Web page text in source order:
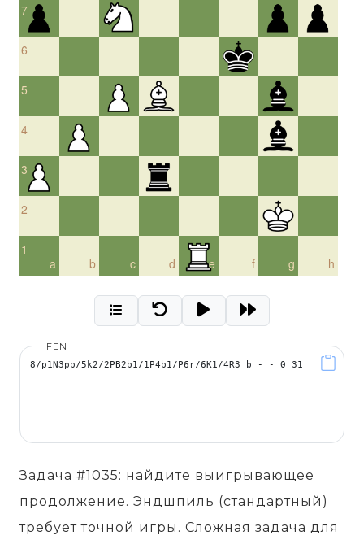
7
6
5
4
3
2
a
1
b
c d e f g h
FEN
Задача #1035: найдите выигрывающее
продолжение. Эндшпиль (стандартный)
требует точной игры. Сложная задача для